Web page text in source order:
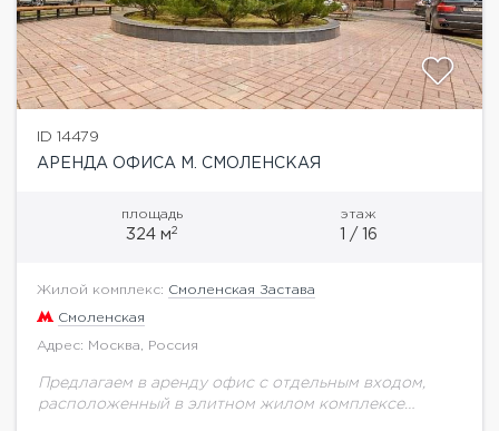
ID 14479
АРЕНДА ОФИСА М. СМОЛЕНСКАЯ
площадь
324 м2
этаж
1 / 16
Жилой комплекс: Смоленская Застава
Смоленская
Адрес: Москва, Россия
Предлагаем в аренду офис с отдельным входом,
расположенный в элитном жилом комплексе